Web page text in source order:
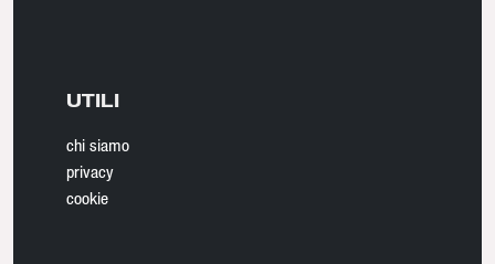
UTILI
chi siamo
privacy
cookie